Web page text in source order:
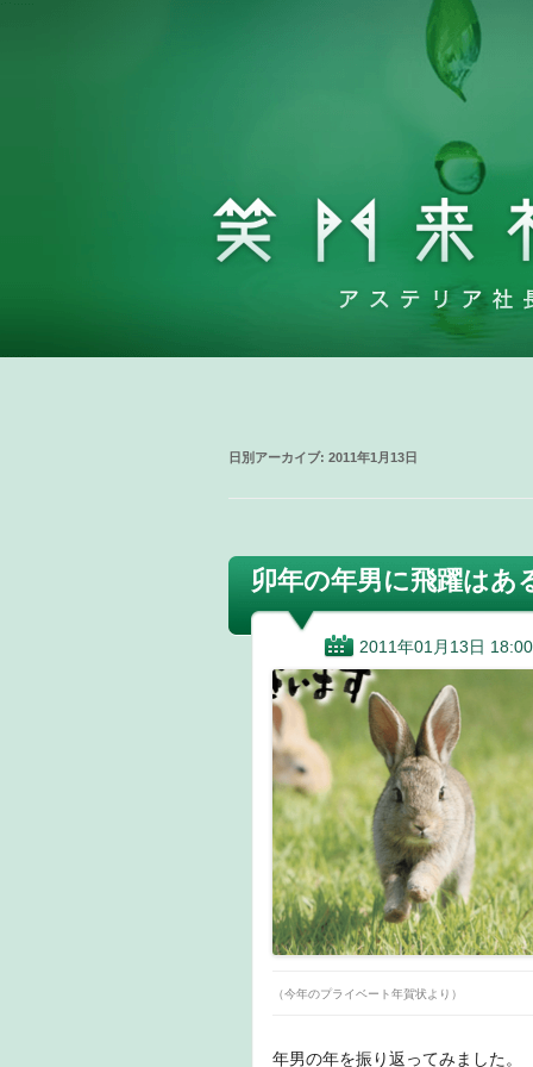
日別アーカイブ: 2011年1月13日
卯年の年男に飛躍はあ
2011年01月13日 18:00
（今年のプライベート年賀状より）
年男の年を振り返ってみました。